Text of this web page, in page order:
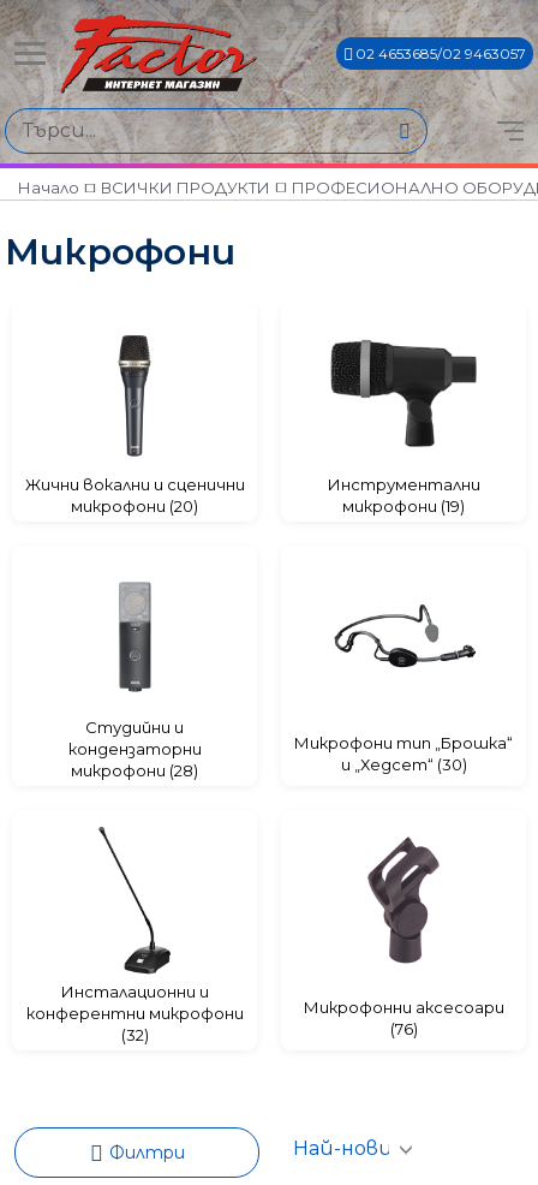
02 4653685/02 9463057
Намери продукти по
Цена
€0€ - €1222€
Марки
KONIG & MEYER
MARK
Начало ВСИЧКИ ПРОДУКТИ ПРОФЕСИОНАЛНО
Микрофони
Жични вокални и сценични
микрофони (20)
Инструментални
микрофони (19)
Студийни и
кондензаторни
микрофони (28)
Микрофони тип „Брошка“
и „Хедсет“ (30)
Инсталационни и
конферентни микрофони
(32)
Микрофонни аксесoари
(76)
Филтри